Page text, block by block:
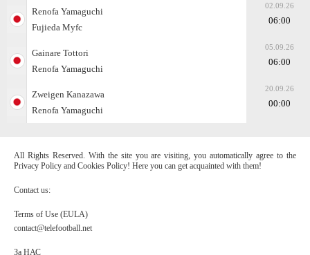
Renofa Yamaguchi
Fujieda Myfc
02.09.26
06:00
Gainare Tottori
Renofa Yamaguchi
05.09.26
06:00
Zweigen Kanazawa
Renofa Yamaguchi
20.09.26
00:00
All Rights Reserved. With the site you are visiting, you automatically agree to the
Privacy Policy and Cookies Policy! Here you can get acquainted with them!
Contact us:
Terms of Use (EULA)
contact@telefootball.net
За НАС